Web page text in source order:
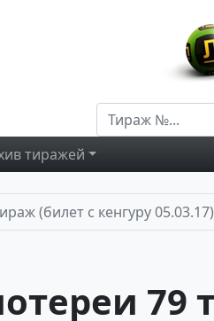
тиражей
(билет с кенгуру 05.03.17)
79